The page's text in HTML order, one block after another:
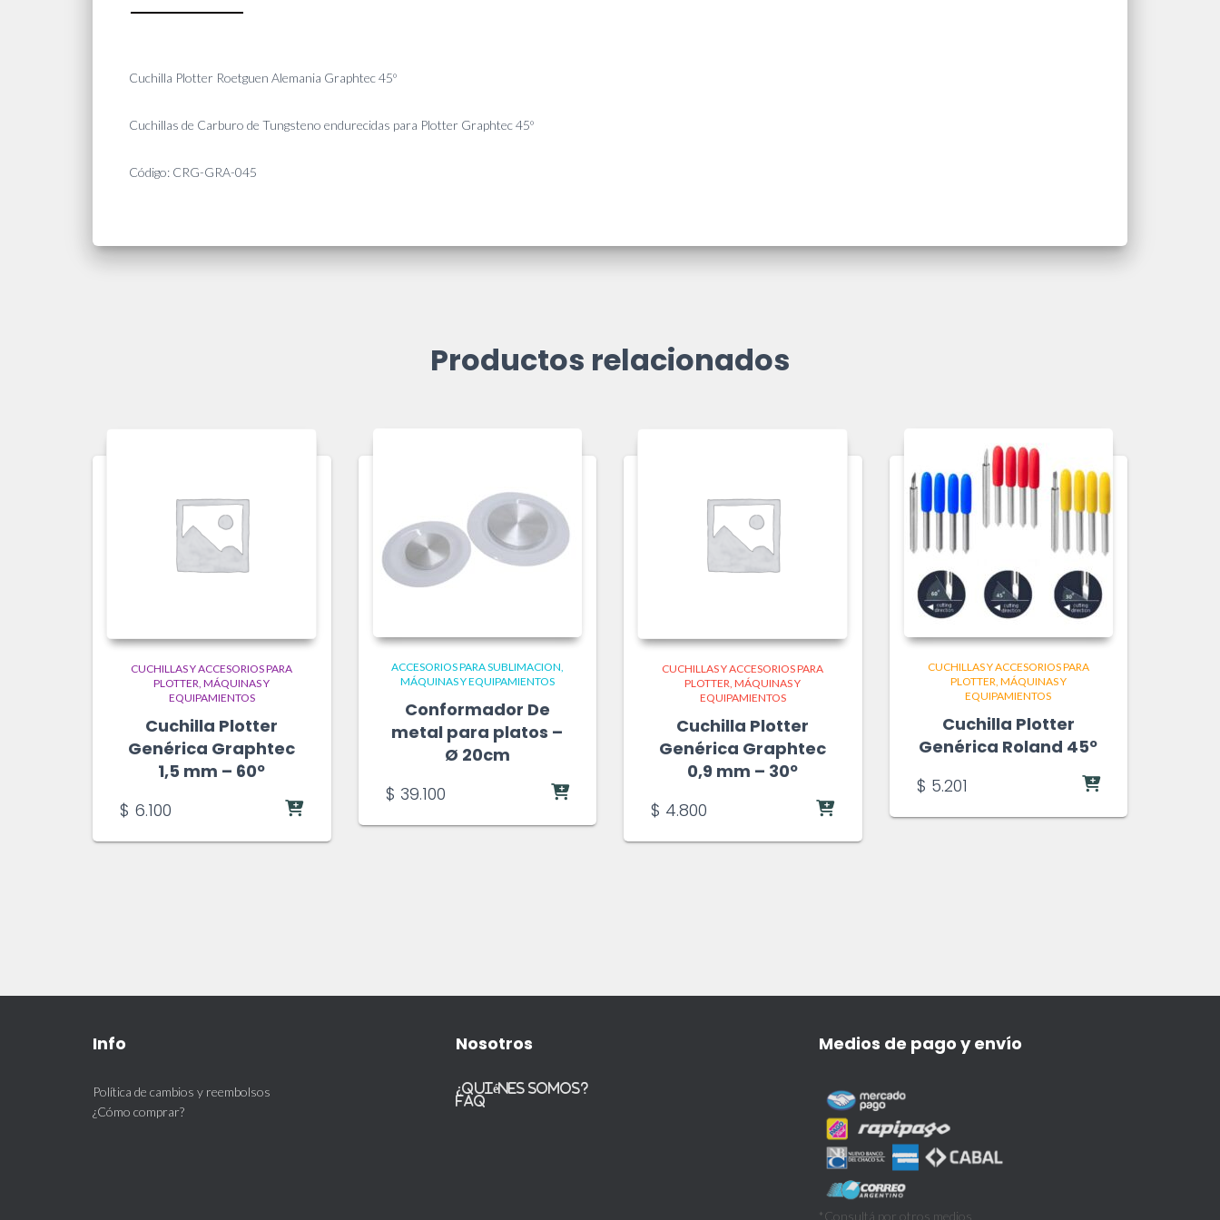
Cuchilla Plotter Roetguen Alemania Graphtec 45º
Cuchillas de Carburo de Tungsteno endurecidas para Plotter Graphtec 45º
Código: CRG-GRA-045
Productos relacionados
CUCHILLAS Y ACCESORIOS PARA
PLOTTER MÁQUINAS Y
EQUIPAMIENTOS
Cuchilla Plotter
Genérica Graphtec
1,5 mm – 60º
$ 6.100
ACCESORIOS PARA SUBLIMACION
MÁQUINAS Y EQUIPAMIENTOS
Conformador De
metal para platos –
Ø 20cm
$ 39.100
CUCHILLAS Y ACCESORIOS PARA
PLOTTER MÁQUINAS Y
EQUIPAMIENTOS
Cuchilla Plotter
Genérica Graphtec
0,9 mm – 30º
$ 4.800
CUCHILLAS Y ACCESORIOS PARA
PLOTTER MÁQUINAS Y
EQUIPAMIENTOS
Cuchilla Plotter
Genérica Roland 45º
$ 5.201
Info
Política de cambios y reembolsos
¿Cómo comprar?
Nosotros
¿Quiénes somos?
FAQ
Medios de pago y envío
*Consultá por otros medios